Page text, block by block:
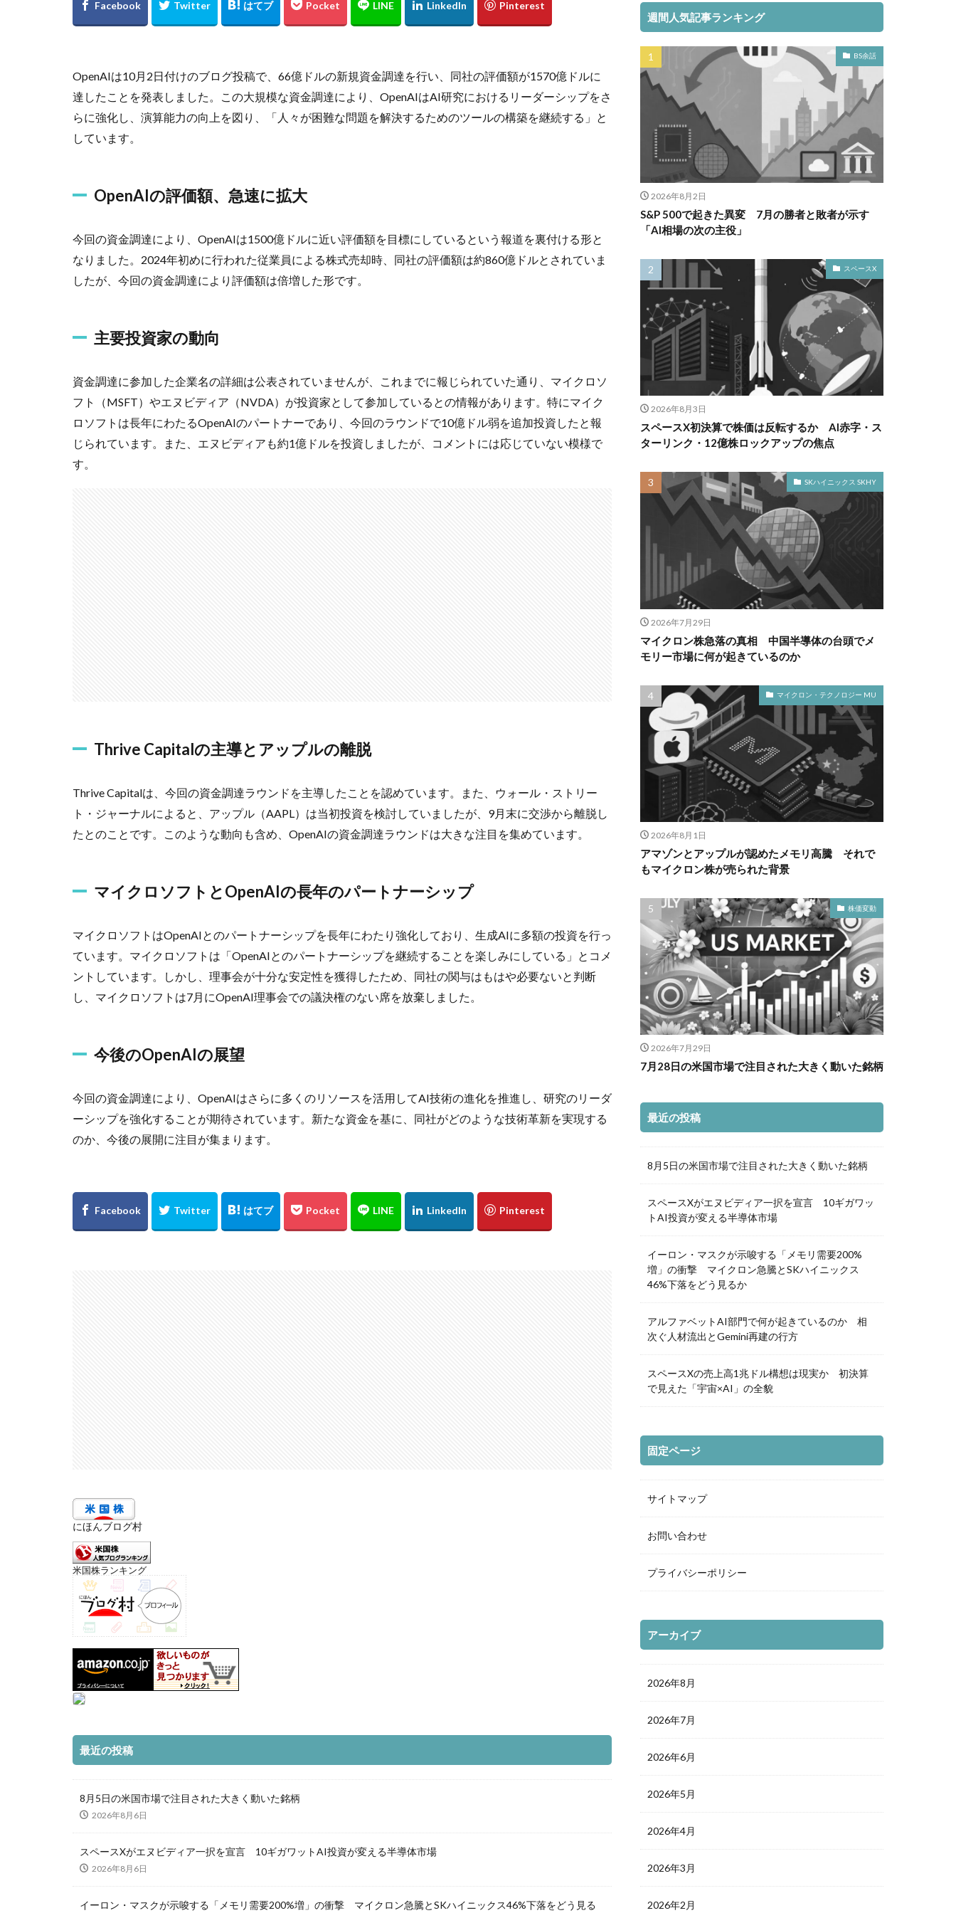
OpenAIは10月2日付けのブログ投稿で、66億ドルの新規資金調達を行い、同社の評価額が1570億ドルに
達したことを発表しました。この大規模な資金調達により、OpenAIはAI研究におけるリーダーシップをさ
らに強化し、演算能力の向上を図り、「人々が困難な問題を解決するためのツールの構築を継続する」と
しています。
OpenAIの評価額、急速に拡大
今回の資金調達により、OpenAIは1500億ドルに近い評価額を目標にしているという報道を裏付ける形と
なりました。2024年初めに行われた従業員による株式売却時、同社の評価額は約860億ドルとされていま
したが、今回の資金調達により評価額は倍増した形です。
主要投資家の動向
資金調達に参加した企業名の詳細は公表されていませんが、これまでに報じられていた通り、マイクロソ
フト（MSFT）やエヌビディア（NVDA）が投資家として参加しているとの情報があります。特にマイク
ロソフトは長年にわたるOpenAIのパートナーであり、今回のラウンドで10億ドル弱を追加投資したと報
じられています。また、エヌビディアも約1億ドルを投資しましたが、コメントには応じていない模様で
す。
Thrive Capitalの主導とアップルの離脱
Thrive Capitalは、今回の資金調達ラウンドを主導したことを認めています。また、ウォール・ストリー
ト・ジャーナルによると、アップル（AAPL）は当初投資を検討していましたが、9月末に交渉から離脱し
たとのことです。このような動向も含め、OpenAIの資金調達ラウンドは大きな注目を集めています。
マイクロソフトとOpenAIの長年のパートナーシップ
マイクロソフトはOpenAIとのパートナーシップを長年にわたり強化しており、生成AIに多額の投資を行っ
ています。マイクロソフトは「OpenAIとのパートナーシップを継続することを楽しみにしている」とコメ
ントしています。しかし、理事会が十分な安定性を獲得したため、同社の関与はもはや必要ないと判断
し、マイクロソフトは7月にOpenAI理事会での議決権のない席を放棄しました。
今後のOpenAIの展望
今回の資金調達により、OpenAIはさらに多くのリソースを活用してAI技術の進化を推進し、研究のリーダ
ーシップを強化することが期待されています。新たな資金を基に、同社がどのような技術革新を実現する
のか、今後の展開に注目が集まります。
にほんブログ村
米国株ランキング
最近の投稿
8月5日の米国市場で注目された大きく動いた銘柄
2026年8月6日
スペースXがエヌビディア一択を宣言 10ギガワットAI投資が変える半導体市場
2026年8月6日
イーロン・マスクが示唆する「メモリ需要200%増」の衝撃 マイクロン急騰とSKハイニックス46%下落をどう見る
週間人気記事ランキング
BS余話
2026年8月2日
S&P 500で起きた異変 7月の勝者と敗者が示す
「AI相場の次の主役」
スペースX
2026年8月3日
スペースX初決算で株価は反転するか AI赤字・ス
ターリンク・12億株ロックアップの焦点
SKハイニックス SKHY
2026年7月29日
マイクロン株急落の真相 中国半導体の台頭でメ
モリー市場に何が起きているのか
マイクロン・テクノロジー MU
2026年8月1日
アマゾンとアップルが認めたメモリ高騰 それで
もマイクロン株が売られた背景
株価変動
2026年7月29日
7月28日の米国市場で注目された大きく動いた銘柄
最近の投稿
8月5日の米国市場で注目された大きく動いた銘柄
スペースXがエヌビディア一択を宣言 10ギガワッ
トAI投資が変える半導体市場
イーロン・マスクが示唆する「メモリ需要200%
増」の衝撃 マイクロン急騰とSKハイニックス
46%下落をどう見るか
アルファベットAI部門で何が起きているのか 相
次ぐ人材流出とGemini再建の行方
スペースXの売上高1兆ドル構想は現実か 初決算
で見えた「宇宙×AI」の全貌
固定ページ
サイトマップ
お問い合わせ
プライバシーポリシー
アーカイブ
2026年8月
2026年7月
2026年6月
2026年5月
2026年4月
2026年3月
2026年2月